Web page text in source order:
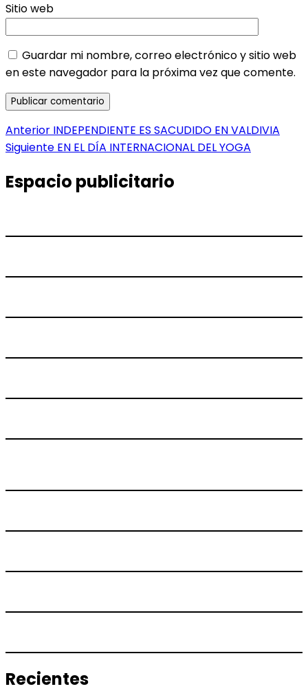
Sitio web
Guardar mi nombre, correo electrónico y sitio web
en este navegador para la próxima vez que comente.
Navegación
de
entradas
Anterior Entrada
anterior:
INDEPENDIENTE ES SACUDIDO EN VALDIVIA
Siguiente Entrada
EN EL DÍA INTERNACIONAL DEL YOGA
Espacio publicitario
Recientes